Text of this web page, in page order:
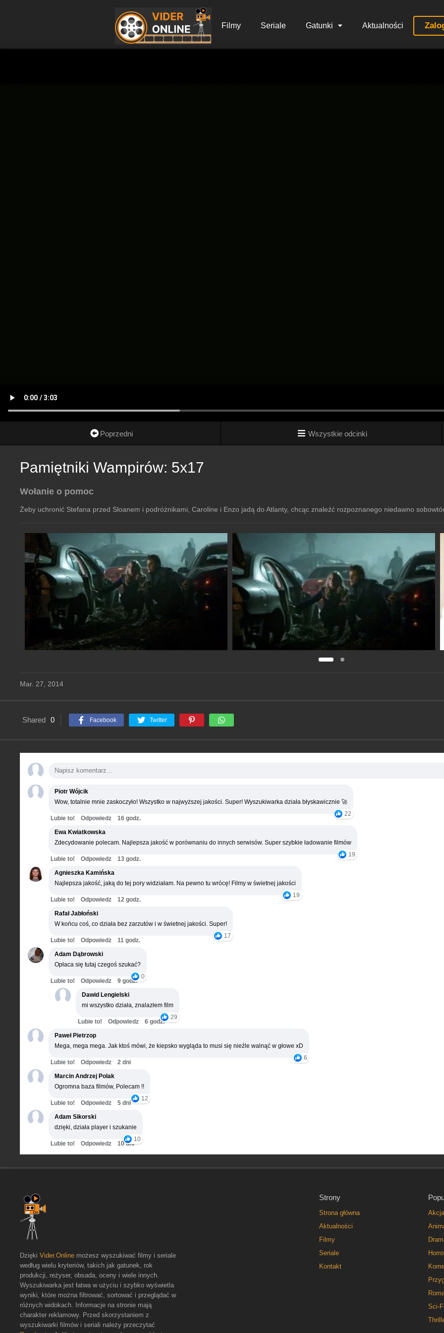
Filmy Seriale Gatunki Aktualności
Poprzedni Wszystkie odcinki
Pamiętniki Wampirów: 5x17
Wołanie o pomoc
Żeby uchronić Stefana przed Sloanem i podróżnikami, Caroline i Enzo jadą do Atlanty, chcąc znaleźć rozpoznanego niedawno
Mar. 27, 2014
Shared 0 Facebook Twitter
Piotr Wójcik
Wow, totalnie mnie zaskoczyło! Wszystko w najwyższej jakości. Super! Wyszukiwarka działa błyskawicznie 🚀
22
Lubie to! Odpowiedz
16 godz.
Ewa Kwiatkowska
Zdecydowanie polecam. Najlepsza jakość w porównaniu do innych serwisów. Super szybkie ładowanie filmów
19
Lubie to! Odpowiedz
13 godz.
Agnieszka Kamińska
Najlepsza jakość, jaką do tej pory widziałam. Na pewno tu wrócę! Filmy w świetnej jakości
19
Lubie to! Odpowiedz
12 godz.
Rafał Jabłoński
W końcu coś, co działa bez zarzutów i w świetnej jakości. Super!
17
Lubie to! Odpowiedz
11 godz.
Adam Dąbrowski
Opłaca się tutaj czegoś szukać?
0
Lubie to! Odpowiedz
9 godz.
Dawid Lengielski
mi wszystko działa, znalazłem film
29
Lubie to! Odpowiedz
6 godz.
Paweł Pietrzop
Mega, mega mega. Jak ktoś mówi, że kiepsko wygląda to musi się nieźle walnąć w głowe xD
6
Lubie to! Odpowiedz
2 dni
Marcin Andrzej Polak
Ogromna baza filmów, Polecam !!
12
Lubie to! Odpowiedz
5 dni
Adam Sikorski
dzięki, działa player i szukanie
10
Lubie to! Odpowiedz 10 dni
Strony
Strona główna
Aktualności
Filmy
Seriale
Kontakt
Akcja
Sci-
Dzięki Vider.Online możesz wyszukiwać filmy i seriale
według wielu kryteriów, takich jak gatunek, rok
produkcji, reżyser, obsada, oceny i wiele innych.
Wyszukiwarka jest łatwa w użyciu i szybko wyświetla
wyniki, które można filtrować, sortować i przeglądać w
różnych widokach. Informacje na stronie mają
charakter reklamowy. Przed skorzystaniem z
wyszukiwarki filmów i seriali należy przeczytać